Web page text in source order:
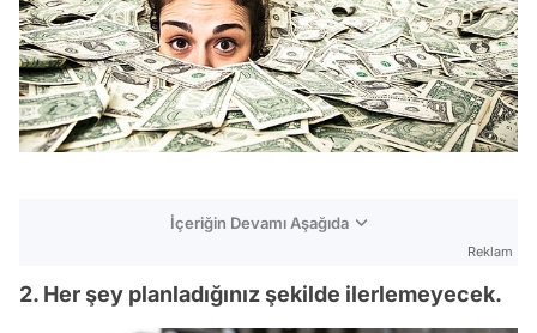
İçeriğin Devamı Aşağıda
Reklam
2. Her şey planladığınız şekilde ilerlemeyecek.